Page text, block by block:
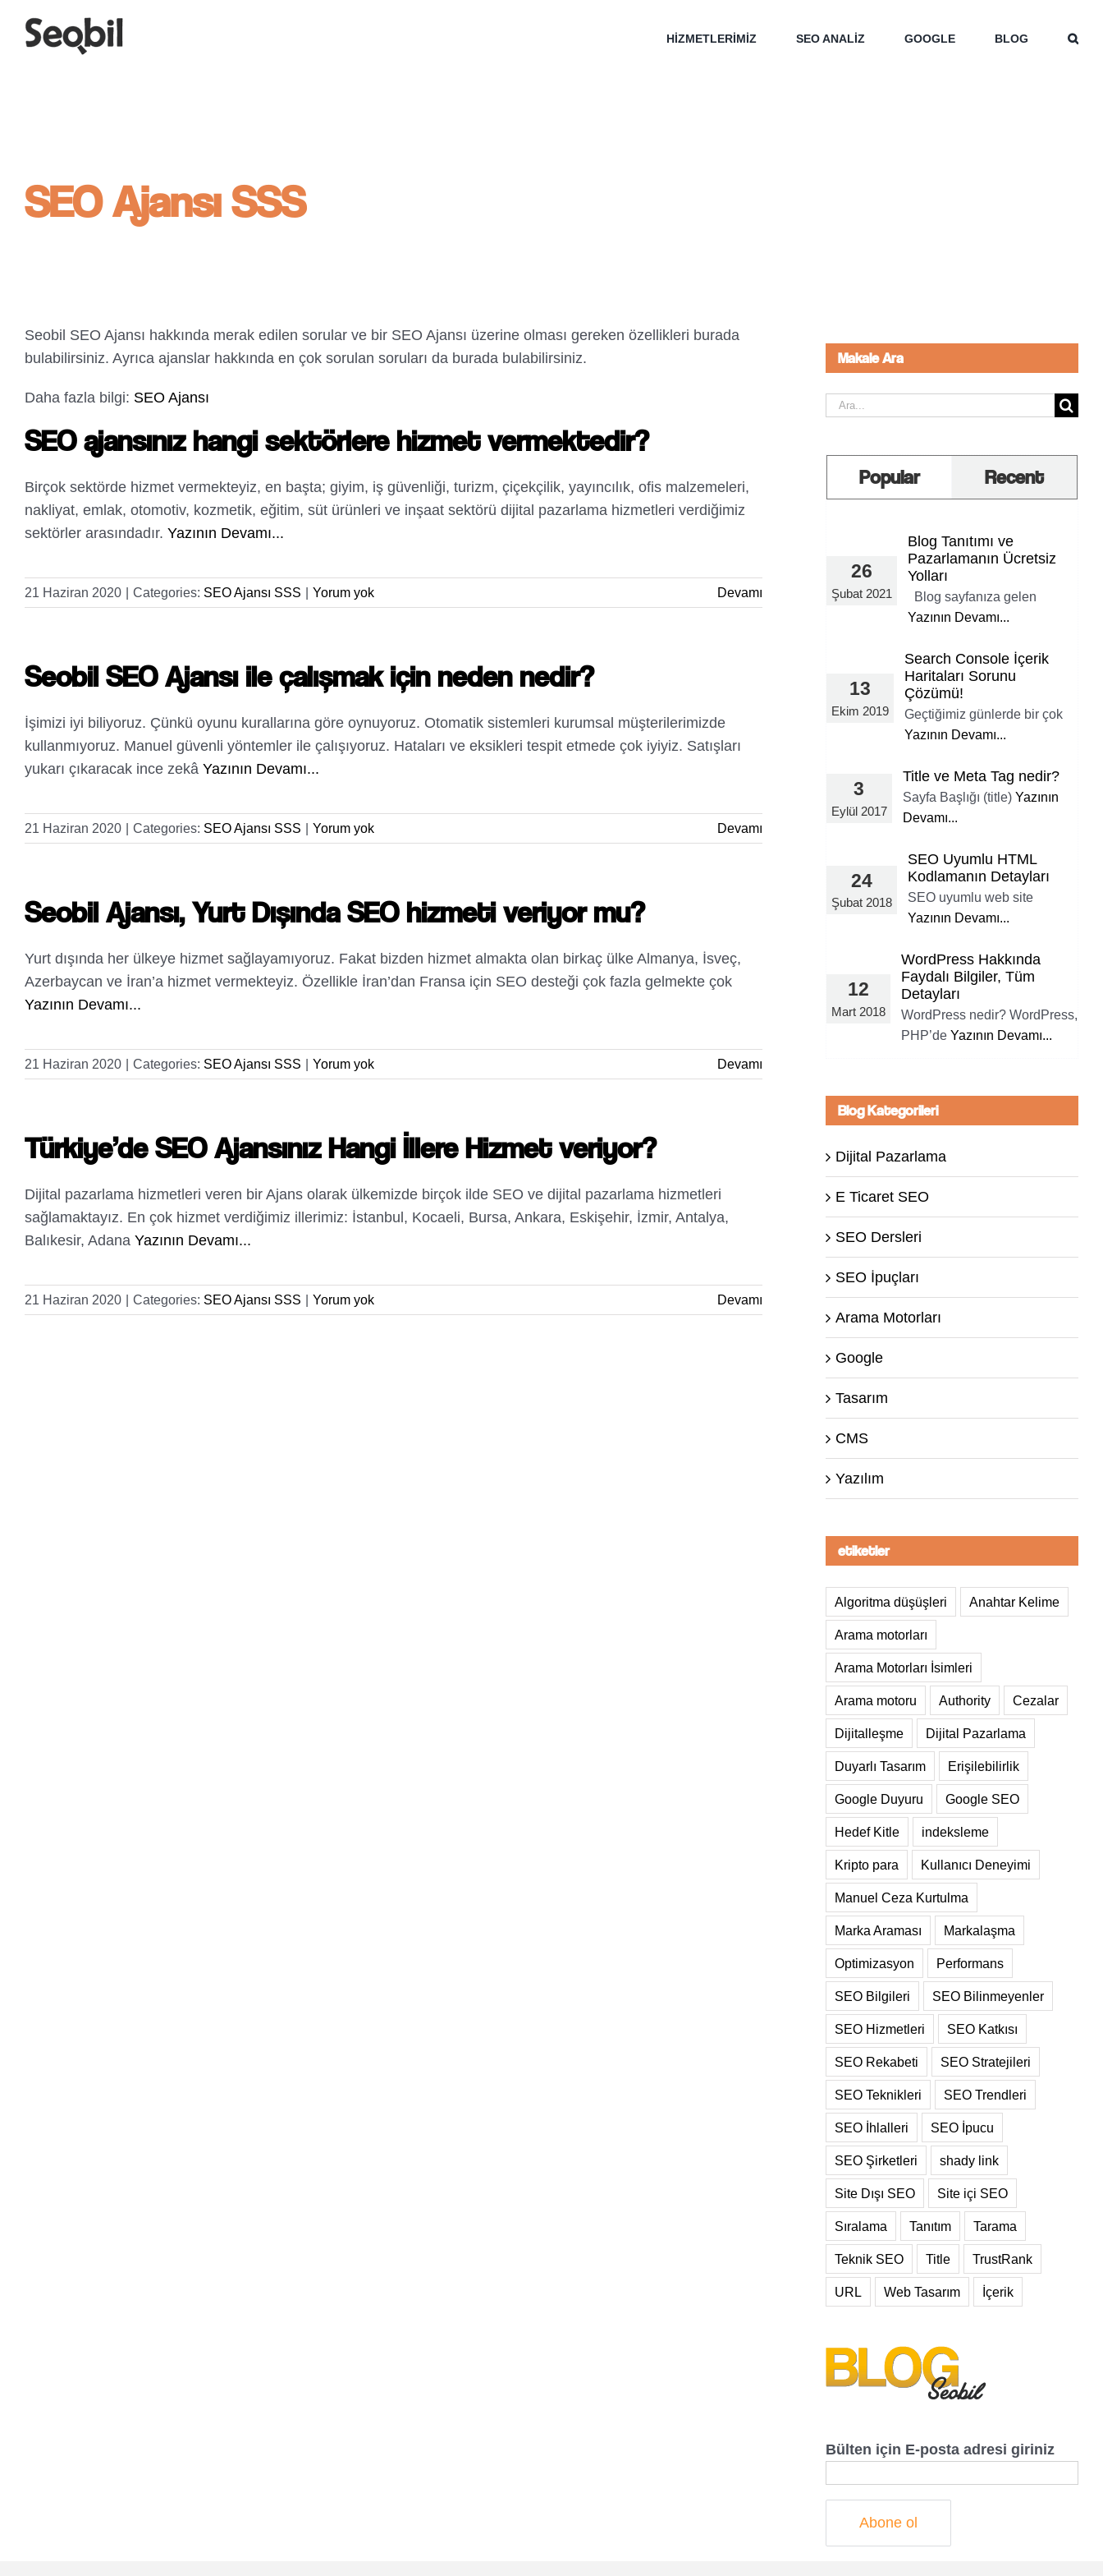
HİZMETLERİMİZ SEO ANALİZ GOOGLE BLOG
SEO Ajansı SSS
Seobil SEO Ajansı hakkında merak edilen sorular ve bir SEO Ajansı üzerine olması gereken özellikleri burada
bulabilirsiniz. Ayrıca ajanslar hakkında en çok sorulan soruları da burada bulabilirsiniz.
Daha fazla bilgi: SEO Ajansı
SEO ajansınız hangi sektörlere hizmet vermektedir?
Birçok sektörde hizmet vermekteyiz, en başta; giyim, iş güvenliği, turizm, çiçekçilik, yayıncılık, ofis malzemeleri,
nakliyat, emlak, otomotiv, kozmetik, eğitim, süt ürünleri ve inşaat sektörü dijital pazarlama hizmetleri verdiğimiz
sektörler arasındadır. Yazının Devamı...
21 Haziran 2020 Categories: SEO Ajansı SSS Yorum yok Devamı
Seobil SEO Ajansı ile çalışmak için neden nedir?
İşimizi iyi biliyoruz. Çünkü oyunu kurallarına göre oynuyoruz. Otomatik sistemleri kurumsal müşterilerimizde
kullanmıyoruz. Manuel güvenli yöntemler ile çalışıyoruz. Hataları ve eksikleri tespit etmede çok iyiyiz. Satışları
yukarı çıkaracak ince zekâ Yazının Devamı...
21 Haziran 2020 Categories: SEO Ajansı SSS Yorum yok Devamı
Seobil Ajansı, Yurt Dışında SEO hizmeti veriyor mu?
Yurt dışında her ülkeye hizmet sağlayamıyoruz. Fakat bizden hizmet almakta olan birkaç ülke Almanya, İsveç,
Azerbaycan ve İran’a hizmet vermekteyiz. Özellikle İran’dan Fransa için SEO desteği çok fazla gelmekte çok
Yazının Devamı...
21 Haziran 2020 Categories: SEO Ajansı SSS Yorum yok Devamı
Türkiye’de SEO Ajansınız Hangi İllere Hizmet veriyor?
Dijital pazarlama hizmetleri veren bir Ajans olarak ülkemizde birçok ilde SEO ve dijital pazarlama hizmetleri
sağlamaktayız. En çok hizmet verdiğimiz illerimiz: İstanbul, Kocaeli, Bursa, Ankara, Eskişehir, İzmir, Antalya,
Balıkesir, Adana Yazının Devamı...
21 Haziran 2020 Categories: SEO Ajansı SSS Yorum yok Devamı
Makale Ara
Ara:
Popular Recent
26
Şubat 2021
Blog Tanıtımı ve
Pazarlamanın Ücretsiz
Yolları
Blog sayfanıza gelen
Yazının Devamı...
13
Ekim 2019
Search Console İçerik
Haritaları Sorunu
Çözümü!
Geçtiğimiz günlerde bir çok
Yazının Devamı...
3
Eylül 2017
Title ve Meta Tag nedir?
Sayfa Başlığı (title) Yazının
Devamı...
24
Şubat 2018
SEO Uyumlu HTML
Kodlamanın Detayları
SEO uyumlu web site
Yazının Devamı...
12
Mart 2018
WordPress Hakkında
Faydalı Bilgiler, Tüm
Detayları
WordPress nedir? WordPress,
PHP’de Yazının Devamı...
Blog Kategorileri
Dijital Pazarlama
E Ticaret SEO
SEO Dersleri
SEO İpuçları
Arama Motorları
Google
Tasarım
CMS
Yazılım
etiketler
Algoritma düşüşleri Anahtar Kelime
Arama motorları
Arama Motorları İsimleri
Arama motoru Authority Cezalar
Dijitalleşme Dijital Pazarlama
Duyarlı Tasarım Erişilebilirlik
Google Duyuru Google SEO
Hedef Kitle indeksleme
Kripto para Kullanıcı Deneyimi
Manuel Ceza Kurtulma
Marka Araması Markalaşma
Optimizasyon Performans
SEO Bilgileri SEO Bilinmeyenler
SEO Hizmetleri SEO Katkısı
SEO Rekabeti SEO Stratejileri
SEO Teknikleri SEO Trendleri
SEO İhlalleri SEO İpucu
SEO Şirketleri shady link
Site Dışı SEO Site içi SEO
Sıralama Tanıtım Tarama
Teknik SEO Title TrustRank
URL Web Tasarım İçerik
Bülten için E-posta adresi giriniz